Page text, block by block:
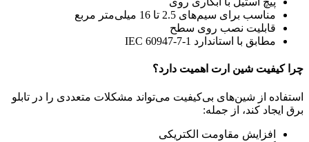
مناسب برای سیم‌های 2.5 تا 16 میلی‌متر مربع
قابلیت نصب روی سطح
مطابق با استاندارد IEC 60947-7-1
چرا کیفیت شین ارت اهمیت دارد؟
استفاده از شین‌های بی‌کیفیت می‌تواند مشکلات متعددی را در تابلو
برق ایجاد کند، از جمله:
افزایش مقاومت الکتریکی